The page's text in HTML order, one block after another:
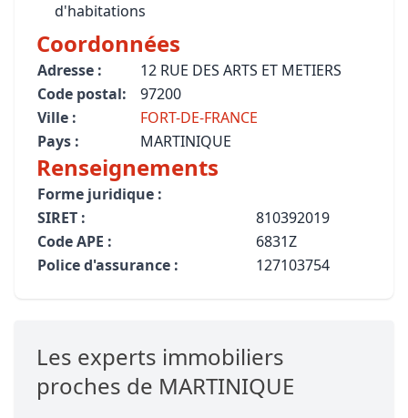
d'habitations
Coordonnées
Adresse :
12 RUE DES ARTS ET METIERS
Code postal:
97200
Ville :
FORT-DE-FRANCE
Pays :
MARTINIQUE
Renseignements
Forme juridique :
SIRET :
810392019
Code APE :
6831Z
Police d'assurance :
127103754
Les experts immobiliers
proches de MARTINIQUE